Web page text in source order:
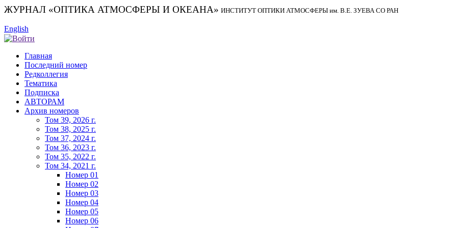
ЖУРНАЛ «ОПТИКА АТМОСФЕРЫ И ОКЕАНА» ИНСТИТУТ ОПТИКИ АТМОСФЕРЫ им. В.Е. ЗУЕВА СО РАН
English
Главная
Последний номер
Редколлегия
Тематика
Подписка
АВТОРАМ
Архив номеров
Том 39, 2026 г.
Том 38, 2025 г.
Том 37, 2024 г.
Том 36, 2023 г.
Том 35, 2022 г.
Том 34, 2021 г.
Номер 01
Номер 02
Номер 03
Номер 04
Номер 05
Номер 06